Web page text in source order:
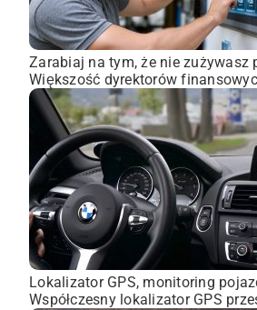
Zarabiaj na tym, że nie zużywasz
Większość dyrektorów
Lokalizator GPS, monitoring
Współczesny lokalizator GPS